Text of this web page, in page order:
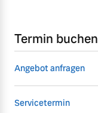
Termin buchen
Angebot anfragen
Servicetermin